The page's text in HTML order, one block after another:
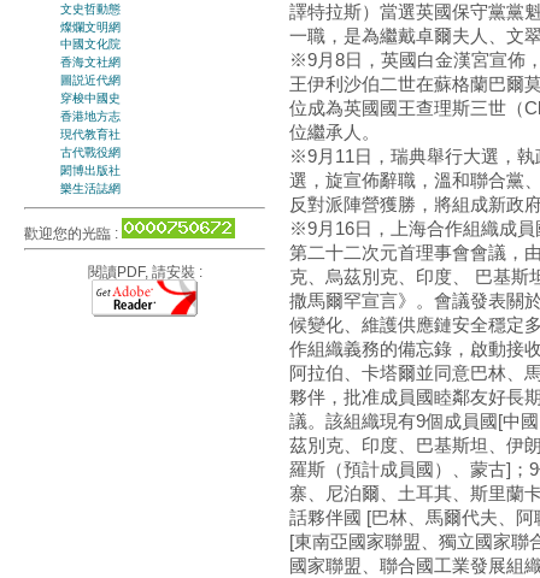
譯特拉斯）當選英國保守黨黨
一職，是為繼戴卓爾夫人、文
※9月8日，英國白金漢宮宣佈
王伊利沙伯二世在蘇格蘭巴爾
位成為英國國王查理斯三世（
位繼承人。
※9月11日，瑞典舉行大選，
選，旋宣佈辭職，溫和聯合黨
反對派陣營獲勝，將組成新政
※9月16日，上海合作組織成
第二十二次元首理事會會議，
克、烏茲別克、印度、 巴基斯
撒馬爾罕宣言》。會議發表關
候變化、維護供應鏈安全穩定
作組織義務的備忘錄，啟動接
阿拉伯、卡塔爾並同意巴林、
夥伴，批准成員國睦鄰友好長
議。該組織現有9個成員國[中
茲別克、印度、巴基斯坦、伊
羅斯（預計成員國）、蒙古]；
寨、尼泊爾、土耳其、斯里蘭
話夥伴國 [巴林、馬爾代夫、
[東南亞國家聯盟、獨立國家聯
國家聯盟、聯合國工業發展組
文史哲動態
燦爛文明網
中國文化院
香海文社網
圖説近代網
穿梭中國史
香港地方志
現代教育社
古代戰役網
閎博出版社
樂生活誌網
歡迎您的光臨 :
閱讀PDF, 請安裝 :